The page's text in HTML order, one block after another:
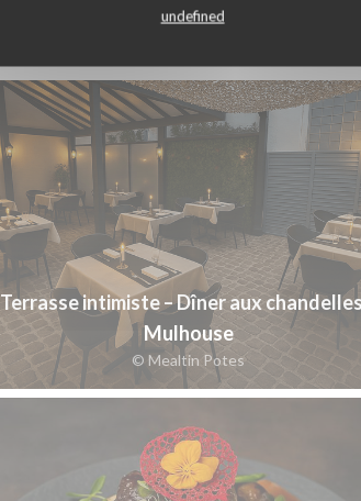
undefined
Terrasse intimiste – Dîner aux
Mulhouse
© Mealtin Potes